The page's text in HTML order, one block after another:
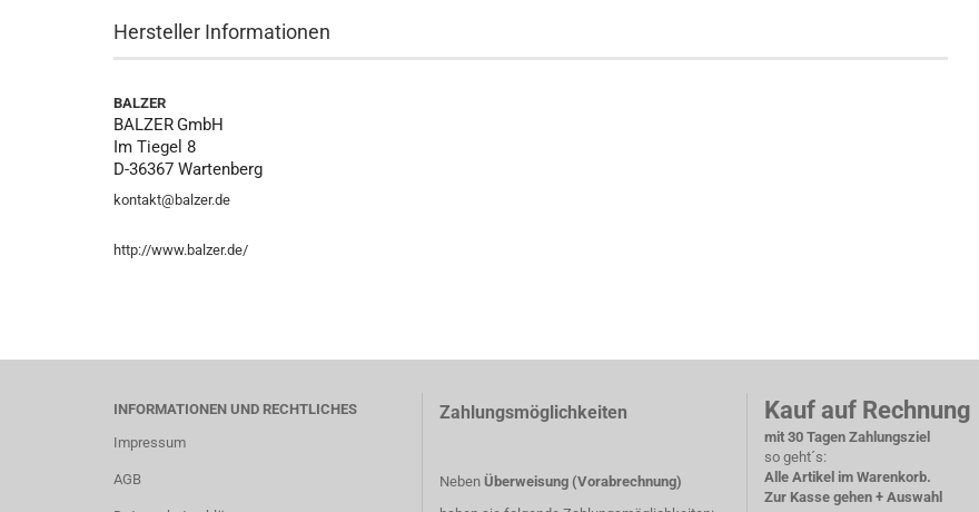
Hersteller Informationen
BALZER
BALZERGmbH
Im Tiegel 8
D-36367 Wartenberg
kontakt@balzer.de
http://www.balzer.de/
INFORMATIONEN UND RECHTLICHES
Impressum
AGB
Zahlungsmöglichkeiten
NebenÜberweisung (Vorabrechnung)
Kauf auf Rechnung
mit 30 Tagen Zahlungsziel
so geht´s:
Alle Artikel im Warenkorb.
Zur Kasse gehen + Auswahl